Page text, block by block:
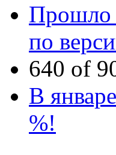
Прошло
по
640 of
В
%!